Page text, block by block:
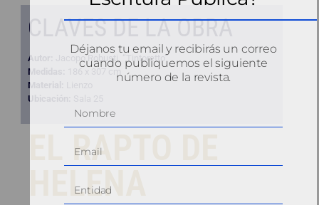
CLAVES DE LA OBRA
Autor:
Jacopo Robusti, “Tintoretto”
Medidas:
Material:
Ubicación:
EL RAPTO DE
HELENA
Déjanos tu email y recibirás un correo
cuando publiquemos el siguiente
número de la revista.